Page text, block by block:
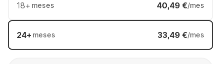
18+ meses 40,49 €/mes
24+ meses 33,49 €/mes